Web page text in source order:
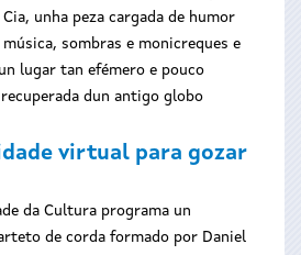
unha peza cargada de humor
sombras e monicreques e
lugar tan efémero e pouco
dun antigo globo
virtual para gozar
da Cultura programa un
de corda formado por Daniel